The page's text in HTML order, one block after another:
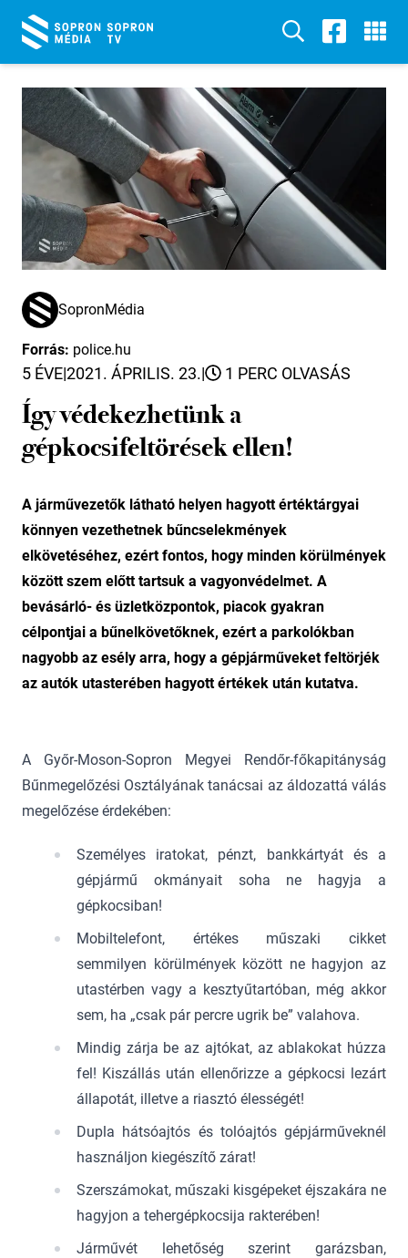
SopronMédia
Forrás: police.hu
5 ÉVE|2021. ÁPRILIS. 23.| 1 PERC OLVASÁS
Így védekezhetünk a
gépkocsifeltörések ellen!
A járművezetők látható helyen hagyott értéktárgyai
könnyen vezethetnek bűncselekmények
elkövetéséhez, ezért fontos, hogy minden körülmények
között szem előtt tartsuk a vagyonvédelmet. A
bevásárló- és üzletközpontok, piacok gyakran
célpontjai a bűnelkövetőknek, ezért a parkolókban
nagyobb az esély arra, hogy a gépjárműveket feltörjék
az autók utasterében hagyott értékek után kutatva.
A Győr-Moson-Sopron Megyei Rendőr-főkapitányság
Bűnmegelőzési Osztályának tanácsai az áldozattá válás
megelőzése érdekében:
Személyes iratokat, pénzt, bankkártyát és a
gépjármű okmányait soha ne hagyja a
gépkocsiban!
Mobiltelefont, értékes műszaki cikket
semmilyen körülmények között ne hagyjon az
utastérben vagy a kesztyűtartóban, még akkor
sem, ha „csak pár percre ugrik be” valahova.
Mindig zárja be az ajtókat, az ablakokat húzza
fel! Kiszállás után ellenőrizze a gépkocsi lezárt
állapotát, illetve a riasztó élességét!
Dupla hátsóajtós és tolóajtós gépjárműveknél
használjon kiegészítő zárat!
Szerszámokat, műszaki kisgépeket éjszakára ne
hagyjon a tehergépkocsija rakterében!
Járművét lehetőség szerint garázsban,